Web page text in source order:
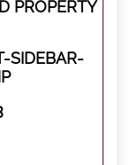
PROPERTY
SIDEBAR-